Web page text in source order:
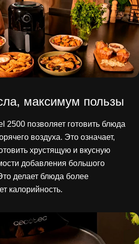
максимум пользы
2500 позволяет готовить блюда
воздуха. Это означает,
хрустящую и вкусную
добавления большого
делает блюда более
калорийность.